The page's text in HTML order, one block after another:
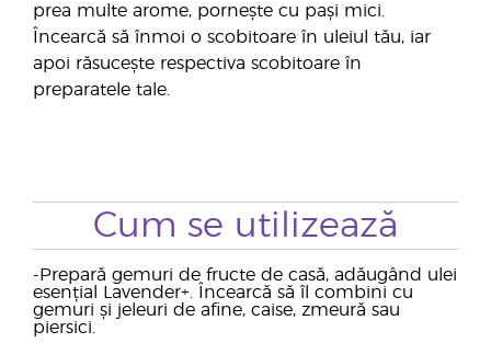
prea multe arome, pornește cu pași mici.
Încearcă să înmoi o scobitoare în uleiul tău, iar
apoi răsucește respectiva scobitoare în
preparatele tale.
Cum se utilizează
-Prepară gemuri de fructe de casă, adăugând ulei
esențial Lavender+. Încearcă să îl combini cu
gemuri și jeleuri de afine, caise, zmeură sau
piersici.